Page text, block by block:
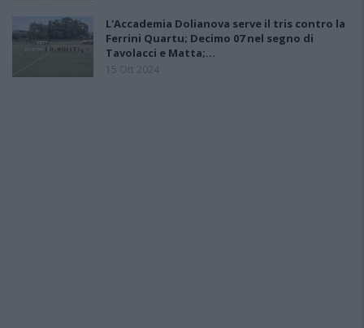
L'Accademia Dolianova serve il tris contro la
Ferrini Quartu; Decimo 07 nel segno di
Tavolacci e Matta;…
15 Ott 2024